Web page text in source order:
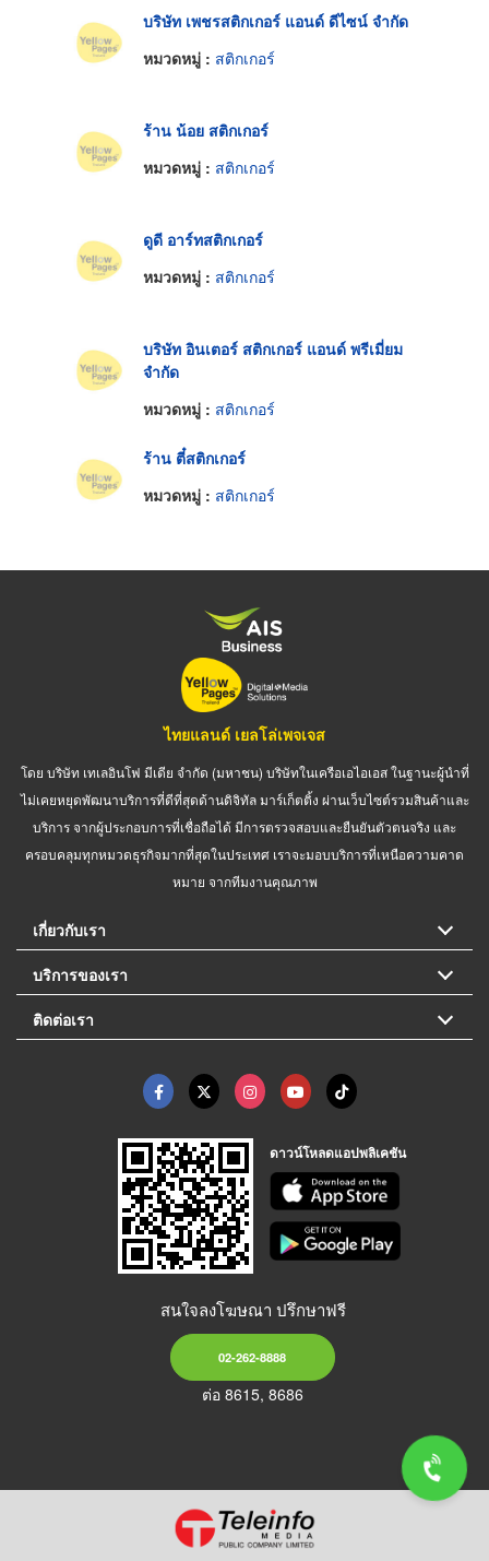
บริษัท เพชรสติกเกอร์ แอนด์ ดีไซน์ จำกัด
หมวดหมู่ : สติกเกอร์
ร้าน น้อย สติกเกอร์
หมวดหมู่ : สติกเกอร์
ดูดี อาร์ทสติกเกอร์
หมวดหมู่ : สติกเกอร์
บริษัท อินเตอร์ สติกเกอร์ แอนด์ พรีเมี่ยม
จำกัด
หมวดหมู่ : สติกเกอร์
ร้าน ตี๋สติกเกอร์
หมวดหมู่ : สติกเกอร์
ไทยแลนด์ เยลโล่เพจเจส
โดย บริษัท เทเลอินโฟ มีเดีย จำกัด (มหาชน) บริษัทในเครือเอไอเอส ในฐานะผู้นำที่
ไม่เคยหยุดพัฒนาบริการที่ดีที่สุดด้านดิจิทัล มาร์เก็ตติ้ง ผ่านเว็บไซต์รวมสินค้าและ
บริการ จากผู้ประกอบการที่เชื่อถือได้ มีการตรวจสอบและยืนยันตัวตนจริง และ
ครอบคลุมทุกหมวดธุรกิจมากที่สุดในประเทศ เราจะมอบบริการที่เหนือความคาด
หมาย จากทีมงานคุณภาพ
เกี่ยวกับเรา
บริการของเรา
ติดต่อเรา
ดาวน์โหลดแอปพลิเคชัน
สนใจลงโฆษณา ปรึกษาฟรี
02-262-8888
ต่อ 8615, 8686